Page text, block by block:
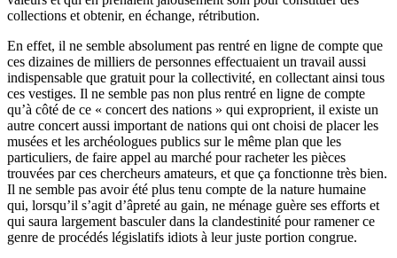
collections et obtenir, en échange, rétribution.
En effet, il ne semble absolument pas rentré en ligne de compte que
ces dizaines de milliers de personnes effectuaient un travail aussi
indispensable que gratuit pour la collectivité, en collectant ainsi tous
ces vestiges. Il ne semble pas non plus rentré en ligne de compte
qu’à côté de ce « concert des nations » qui exproprient, il existe un
autre concert aussi important de nations qui ont choisi de placer les
musées et les archéologues publics sur le même plan que les
particuliers, de faire appel au marché pour racheter les pièces
trouvées par ces chercheurs amateurs, et que ça fonctionne très bien.
Il ne semble pas avoir été plus tenu compte de la nature humaine
qui, lorsqu’il s’agit d’âpreté au gain, ne ménage guère ses efforts et
qui saura largement basculer dans la clandestinité pour ramener ce
genre de procédés législatifs idiots à leur juste portion congrue.